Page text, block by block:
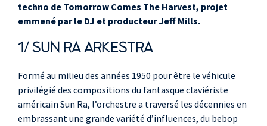
Comes The Harvest" feat
Jean Phi Dary and Prabhu
Edouard
Jeff Mills "Tomorrow
Comes The Harvest"
feat Jean Phi Dary
and Prabhu Edouard
techno de Tomorrow Comes The Harvest, projet
emmené par le DJ et producteur Jeff Mills.
1/ SUN RA ARKESTRA
Formé au milieu des années 1950 pour être le véhicule
privilégié des compositions du fantasque claviériste
américain Sun Ra, l’orchestre a traversé les décennies en
embrassant une grande variété d’influences, du bebop